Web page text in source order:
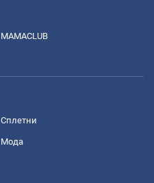
MAMACLUB
Сплетни
Мода